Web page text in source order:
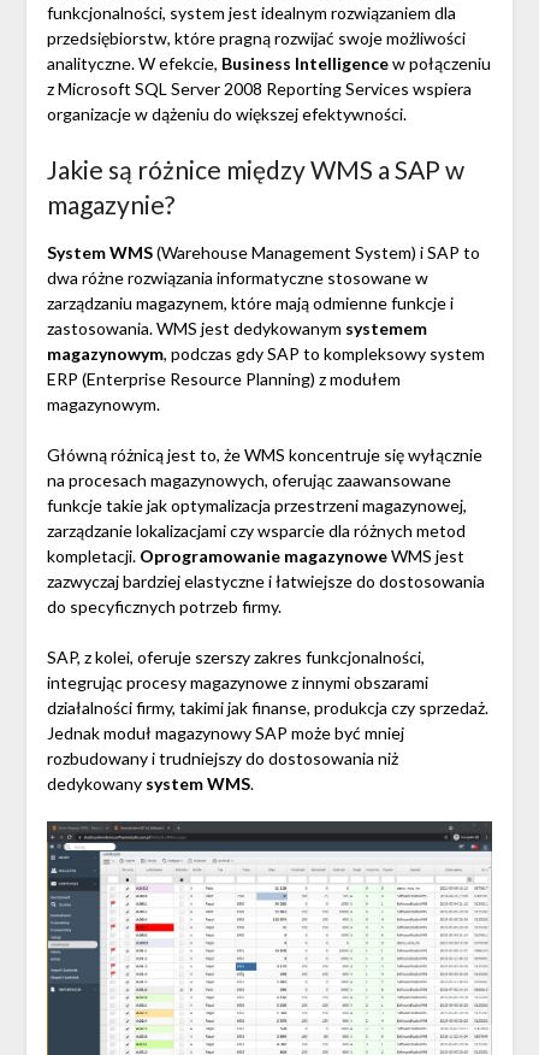
funkcjonalności, system jest idealnym rozwiązaniem dla
przedsiębiorstw, które pragną rozwijać swoje możliwości
analityczne. W efekcie, Business Intelligencew połączeniu
z Microsoft SQL Server 2008 Reporting Services wspiera
organizacje w dążeniu do większej efektywności.
Jakie są różnice między WMS a SAP w
magazynie?
System WMS(Warehouse Management System) i SAP to
dwa różne rozwiązania informatyczne stosowane w
zarządzaniu magazynem, które mają odmienne funkcje i
zastosowania. WMS jest dedykowanym systemem
magazynowym, podczas gdy SAP to kompleksowy system
ERP (Enterprise Resource Planning) z modułem
magazynowym.
Główną różnicą jest to, że WMS koncentruje się wyłącznie
na procesach magazynowych, oferując zaawansowane
funkcje takie jak optymalizacja przestrzeni magazynowej,
zarządzanie lokalizacjami czy wsparcie dla różnych metod
kompletacji. Oprogramowanie magazynoweWMS jest
zazwyczaj bardziej elastyczne i łatwiejsze do dostosowania
do specyficznych potrzeb firmy.
SAP, z kolei, oferuje szerszy zakres funkcjonalności,
integrując procesy magazynowe z innymi obszarami
działalności firmy, takimi jak finanse, produkcja czy sprzedaż.
Jednak moduł magazynowy SAP może być mniej
rozbudowany i trudniejszy do dostosowania niż
dedykowany system WMS.